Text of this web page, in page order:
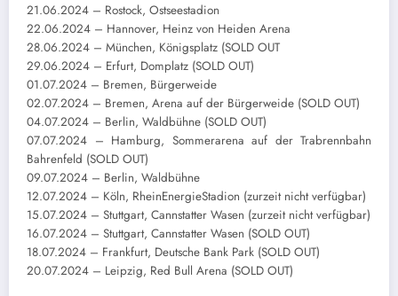
21.06.2024 – Rostock, Ostseestadion
22.06.2024 – Hannover, Heinz von Heiden Arena
28.06.2024 – München, Königsplatz (SOLD OUT
29.06.2024 – Erfurt, Domplatz (SOLD OUT)
01.07.2024 – Bremen, Bürgerweide
02.07.2024 – Bremen, Arena auf der Bürgerweide (SOLD OUT)
04.07.2024 – Berlin, Waldbühne (SOLD OUT)
07.07.2024 – Hamburg, Sommerarena auf der Trabrennbahn
Bahrenfeld (SOLD OUT)
09.07.2024 – Berlin, Waldbühne
12.07.2024 – Köln, RheinEnergieStadion (zurzeit nicht verfügbar)
15.07.2024 – Stuttgart, Cannstatter Wasen (zurzeit nicht verfügbar)
16.07.2024 – Stuttgart, Cannstatter Wasen (SOLD OUT)
18.07.2024 – Frankfurt, Deutsche Bank Park (SOLD OUT)
20.07.2024 – Leipzig, Red Bull Arena (SOLD OUT)